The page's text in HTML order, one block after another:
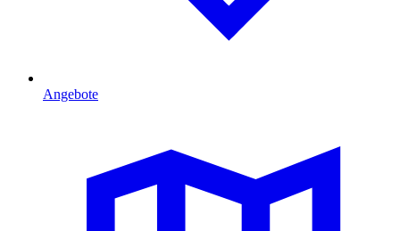
Angebote